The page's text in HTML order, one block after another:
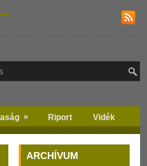
» Riport Vidék
ARCHÍVUM